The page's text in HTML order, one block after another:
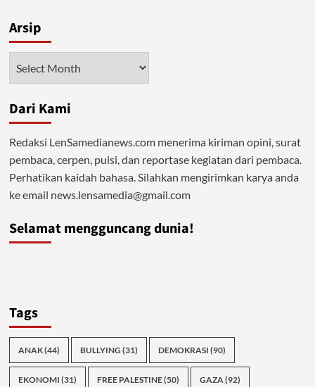
Arah
Kebangkitan
Arsip
Dari Kami
Redaksi LenSamedianews.com menerima kiriman opini, surat
pembaca, cerpen, puisi, dan reportase kegiatan dari pembaca.
Perhatikan kaidah bahasa. Silahkan mengirimkan karya anda
ke email news.lensamedia@gmail.com
Selamat mengguncang dunia!
Tags
ANAK(44) BULLYING (31) DEMOKRASI (90)
EKONOMI (31) FREE PALESTINE(50) GAZA(92)